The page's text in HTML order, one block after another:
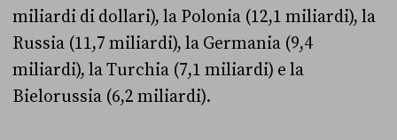
miliardi di dollari), la Polonia (12,1 miliardi), la
Russia (11,7 miliardi), la Germania (9,4
miliardi), la Turchia (7,1 miliardi) e la
Bielorussia (6,2 miliardi).